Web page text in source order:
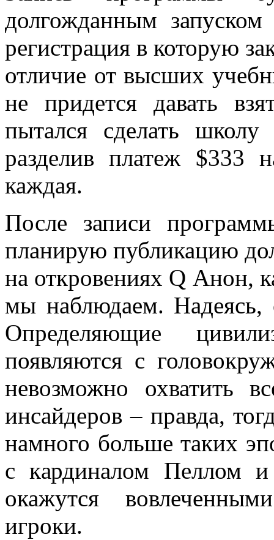
долгожданным
регистрация в которую
отличие от высших
не придется давать
пытался сделать
разделив платеж $333
каждая.
После записи
планирую публикацию
на откровениях Q Анон,
мы наблюдаем. Надеясь,
Определяющие
появляются с
невозможно охватить
инсайдеров – правда,
намного больше таких
с кардиналом Пеллом
окажутся
игроки.